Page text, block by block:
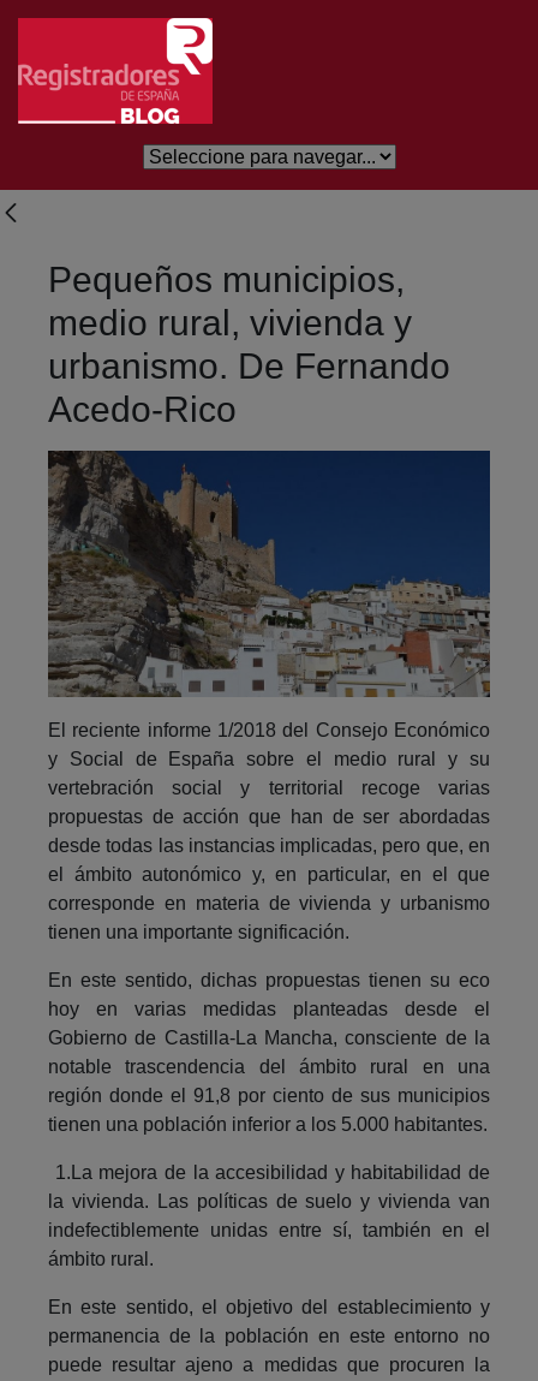
Saltar al contenido principal
Pequeños municipios,
medio rural, vivienda y
urbanismo. De Fernando
Acedo-Rico
El reciente informe 1/2018 del Consejo Económico
y Social de España sobre el medio rural y su
vertebración social y territorial recoge varias
propuestas de acción que han de ser abordadas
desde todas las instancias implicadas, pero que, en
el ámbito autonómico y, en particular, en el que
corresponde en materia de vivienda y urbanismo
tienen una importante significación.
En este sentido, dichas propuestas tienen su eco
hoy en varias medidas planteadas desde el
Gobierno de Castilla-La Mancha, consciente de la
notable trascendencia del ámbito rural en una
región donde el 91,8 por ciento de sus municipios
tienen una población inferior a los 5.000 habitantes.
1.La mejora de la accesibilidad y habitabilidad de
la vivienda. Las políticas de suelo y vivienda van
indefectiblemente unidas entre sí, también en el
ámbito rural.
En este sentido, el objetivo del establecimiento y
permanencia de la población en este entorno no
puede resultar ajeno a medidas que procuren la